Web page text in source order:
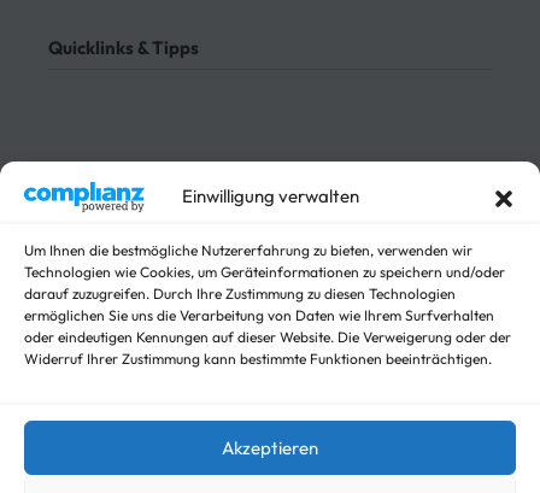
Einwilligung verwalten
Um Ihnen die bestmögliche Nutzererfahrung zu bieten, verwenden wir
Technologien wie Cookies, um Geräteinformationen zu speichern und/oder
darauf zuzugreifen. Durch Ihre Zustimmung zu diesen Technologien
ermöglichen Sie uns die Verarbeitung von Daten wie Ihrem Surfverhalten
oder eindeutigen Kennungen auf dieser Website. Die Verweigerung oder der
Widerruf Ihrer Zustimmung kann bestimmte Funktionen beeinträchtigen.
Akzeptieren
Impressum
Quicklinks & Tipps
Anhänger
Arbeitsmaschinen
Autotrailer
Autotrailer geschlossen
Baumaschinen
Für Fahrzeuge
Kippanhänger Angebote
Koffer
Sichere Zahlungen